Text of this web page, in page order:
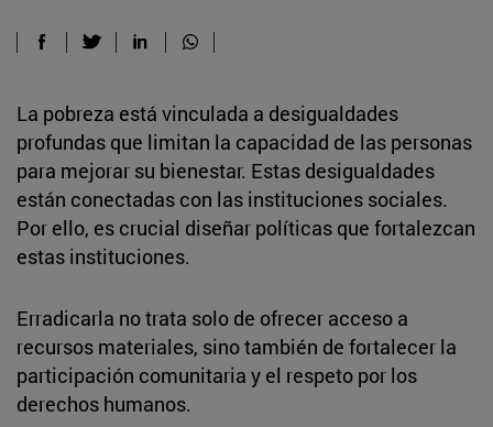
La pobreza está vinculada a desigualdades
profundas que limitan la capacidad de las personas
para mejorar su bienestar. Estas desigualdades
están conectadas con las instituciones sociales.
Por ello, es crucial diseñar políticas que fortalezcan
estas instituciones.
Erradicarla no trata solo de ofrecer acceso a
recursos materiales, sino también de fortalecer la
participación comunitaria y el respeto por los
derechos humanos.